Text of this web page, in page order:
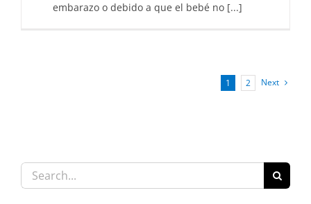
embarazo o debido a que el bebé no [...]
1 2 Next
Search
for: